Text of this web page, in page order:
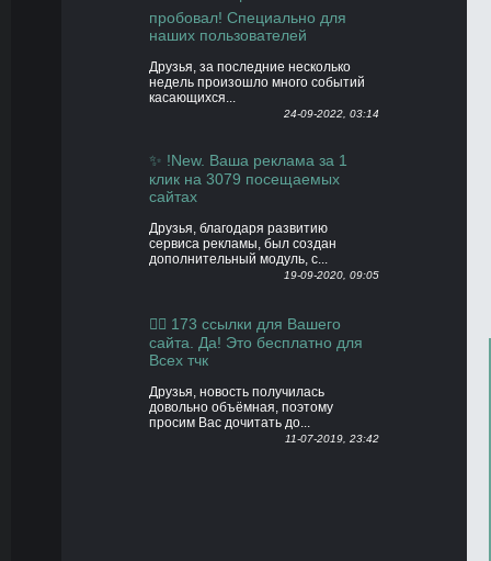
пробовал! Специально для
наших пользователей
Друзья, за последние несколько
недель произошло много событий
касающихся...
24-09-2022, 03:14
✨ !New. Ваша реклама за 1
клик на 3079 посещаемых
сайтах
Друзья, благодаря развитию
сервиса рекламы, был создан
дополнительный модуль, с...
19-09-2020, 09:05
👍🏻 173 ссылки для Вашего
сайта. Да! Это бесплатно для
Всех тчк
Друзья, новость получилась
довольно объёмная, поэтому
просим Вас дочитать до...
11-07-2019, 23:42